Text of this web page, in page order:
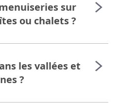
sur
ou chalets ?
les vallées et
?